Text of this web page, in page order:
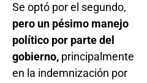
Se optó por el segundo,
pero un pésimo manejo
político por parte del
gobierno, principalmente
en la indemnización por